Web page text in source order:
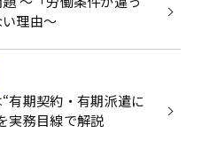
理由～
有期契約・有期派遣に
実務目線で解説